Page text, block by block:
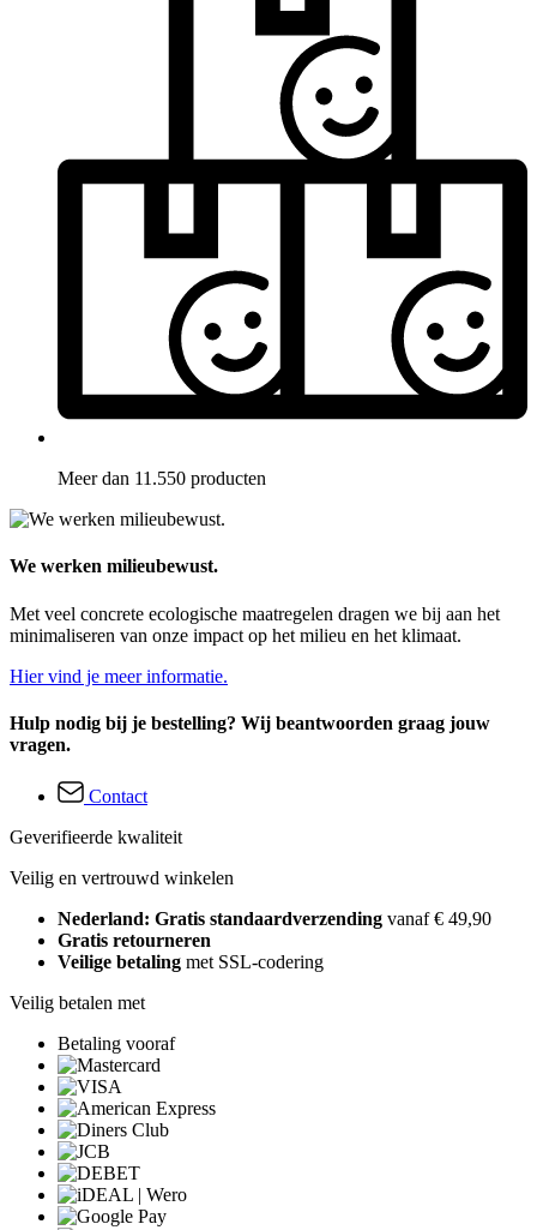
Meer dan 11.550 producten
We werken milieubewust.
Met veel concrete ecologische maatregelen dragen we bij aan het
minimaliseren van onze impact op het milieu en het klimaat.
Hier vind je meer informatie.
Hulp nodig bij je bestelling? Wij beantwoorden graag jouw
vragen.
Contact
Geverifieerde kwaliteit
Veilig en vertrouwd winkelen
Nederland: Gratis standaardverzending vanaf € 49,90
Gratis retourneren
Veilige betaling met SSL-codering
Veilig betalen met
Betaling vooraf